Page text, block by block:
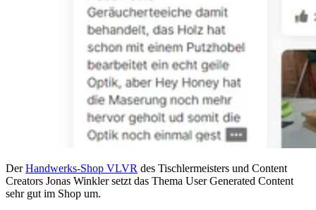
DerHandwerks-Shop VLVR des Tischlermeisters und Content
Creators Jonas Winkler setzt das Thema User Generated Content
sehr gut im Shop um.